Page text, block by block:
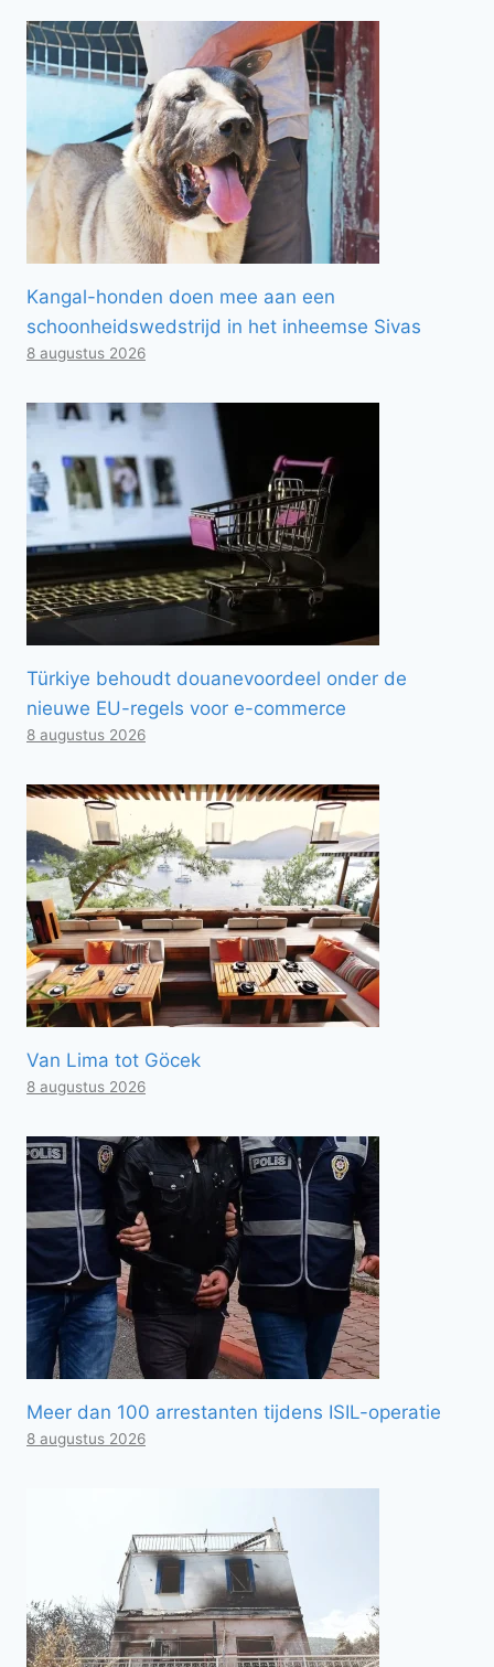
Kangal-honden doen mee aan een
schoonheidswedstrijd in het inheemse Sivas
8 augustus 2026
Türkiye behoudt douanevoordeel onder de
nieuwe EU-regels voor e-commerce
8 augustus 2026
Van Lima tot Göcek
8 augustus 2026
Meer dan 100 arrestanten tijdens ISIL-operatie
8 augustus 2026